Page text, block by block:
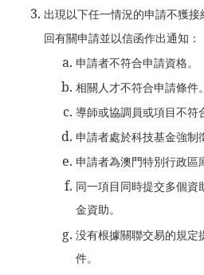
出現以下任一情況的申請不獲
回有關申請並以信函作出通知：
申請者不符合申請資格。
相關人才不符合申請條件。
導師或協調員或項目不符
申請者處於科技基金強制
申請者為澳門特別行政區
同一項目同時提交多個
金資助。
没有根據關聯交易的規定
件。